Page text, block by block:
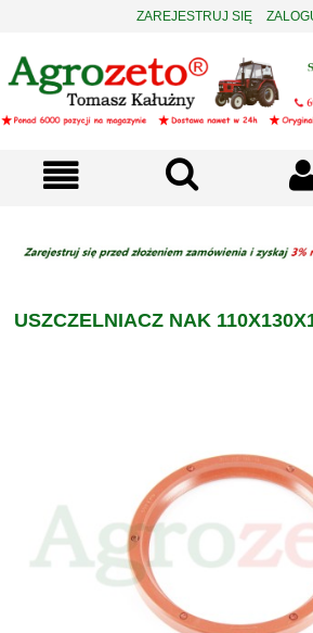
ZAREJESTRUJ SIĘ
USZCZELNIACZ NAK